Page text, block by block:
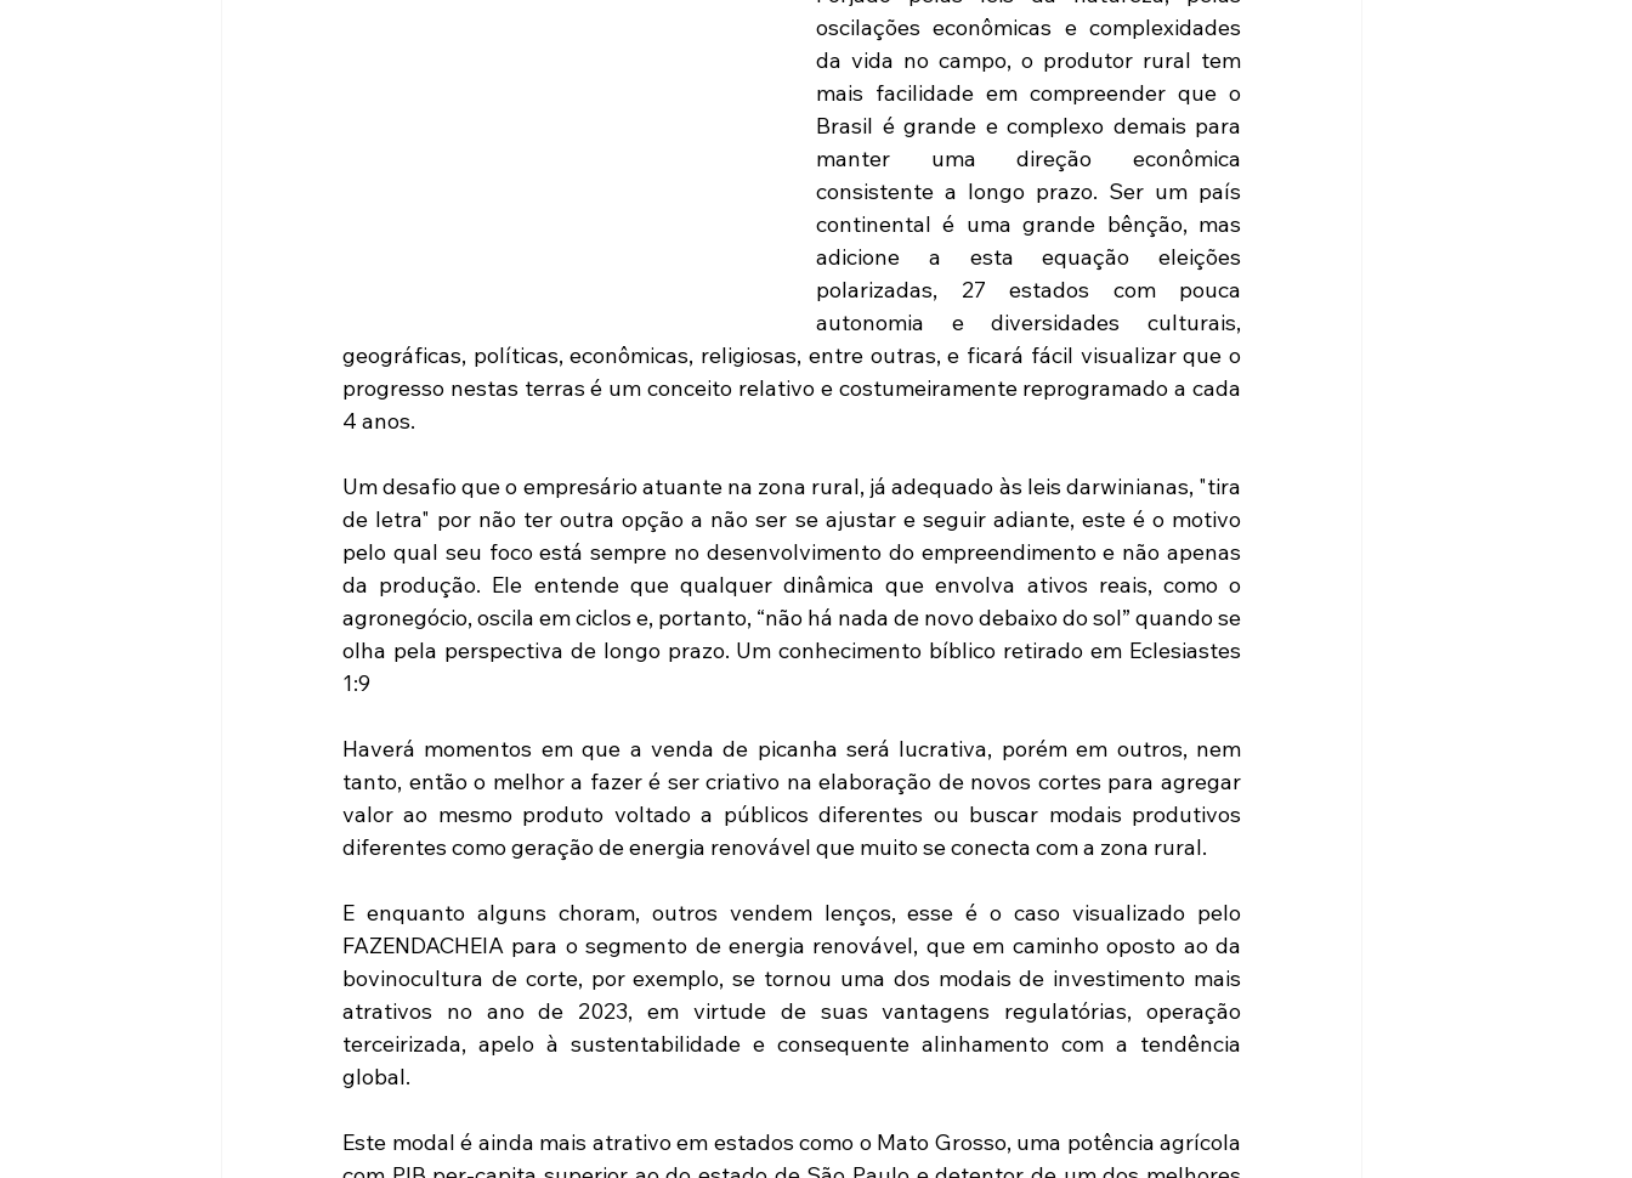
oscilações econômicas e complexidades
da vida no campo, o produtor rural tem
mais facilidade em compreender que o
Brasil é grande e complexo demais para
manter uma direção econômica
consistente a longo prazo. Ser um país
continental é uma grande bênção, mas
adicione a esta equação eleições
polarizadas, 27 estados com pouca
autonomia e diversidades culturais,
geográficas, políticas, econômicas, religiosas, entre outras, e ficará fácil visualizar que o
progresso nestas terras é um conceito relativo e costumeiramente reprogramado a cada
4 anos.
Um desafio que o empresário atuante na zona rural, já adequado às leis darwinianas, "tira
de letra" por não ter outra opção a não ser se ajustar e seguir adiante, este é o motivo
pelo qual seu foco está sempre no desenvolvimento do empreendimento e não apenas
da produção. Ele entende que qualquer dinâmica que envolva ativos reais, como o
agronegócio, oscila em ciclos e, portanto, “não há nada de novo debaixo do sol” quando se
olha pela perspectiva de longo prazo. Um conhecimento bíblico retirado em Eclesiastes
1:9
Haverá momentos em que a venda de picanha será lucrativa, porém em outros, nem
tanto, então o melhor a fazer é ser criativo na elaboração de novos cortes para agregar
valor ao mesmo produto voltado a públicos diferentes ou buscar modais produtivos
diferentes como geração de energia renovável que muito se conecta com a zona rural.
E enquanto alguns choram, outros vendem lenços, esse é o caso visualizado pelo
FAZENDACHEIA para o segmento de energia renovável, que em caminho oposto ao da
bovinocultura de corte, por exemplo, se tornou uma dos modais de investimento mais
atrativos no ano de 2023, em virtude de suas vantagens regulatórias, operação
terceirizada, apelo à sustentabilidade e consequente alinhamento com a tendência
global.
Este modal é ainda mais atrativo em estados como o Mato Grosso, uma potência agrícola